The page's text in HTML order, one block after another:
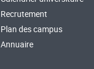
Recrutement
Plan des campus
Annuaire